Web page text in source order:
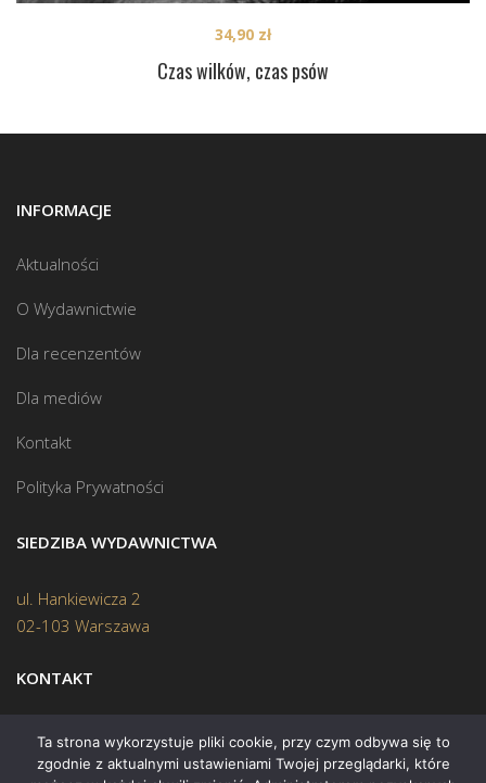
Czas wilków, czas psów
34,90 zł
INFORMACJE
Aktualności
O Wydawnictwie
Dla recenzentów
Dla mediów
Kontakt
Polityka Prywatności
SIEDZIBA WYDAWNICTWA
ul. Hankiewicza 2
02-103 Warszawa
KONTAKT
Biuro: (22) 45 70 402
Mail:biuro@swiatksiazki.pl
Ta strona wykorzystuje pliki cookie, przy czym odbywa się to
zgodnie z aktualnymi ustawieniami Twojej przeglądarki, które